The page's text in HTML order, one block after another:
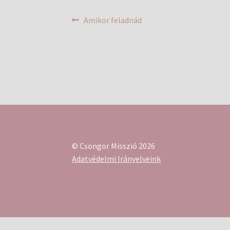
Bejegyzés
Previous
Amikor feladnád
© Csongor Misszió 2026
Adatvédelmi Irányelveink